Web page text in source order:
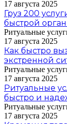
17 августа 2025
Груз 200
быстрой
Ритуальные
17 августа 2025
Как быстро
экстренной
Ритуальные
17 августа 2025
Ритуальные
быстро и
Ритуальные
17 августа 2025